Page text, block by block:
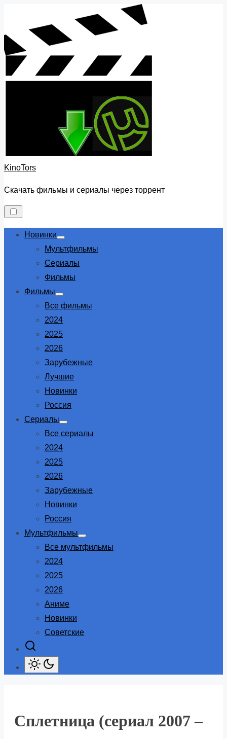
content
KinoTors
Скачать фильмы и сериалы через торрент
Новинки
Show
sub
Мультфильмы
Сериалы
Фильмы
Фильмы
Show
sub
Все фильмы
2024
2025
2026
Зарубежные
Лучшие
Новинки
Россия
Сериалы
Show
sub
Все сериалы
2024
2025
2026
Зарубежные
Новинки
Россия
Мультфильмы
Show
sub
Все мультфильмы
2024
2025
2026
Аниме
Новинки
Советские
Сплетница (сериал 2007 –